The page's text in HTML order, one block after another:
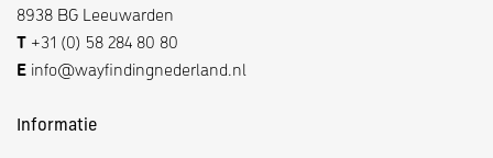
8938 BG Leeuwarden
T +31 (0) 58 284 80 80
E info@wayfindingnederland.nl
Informatie